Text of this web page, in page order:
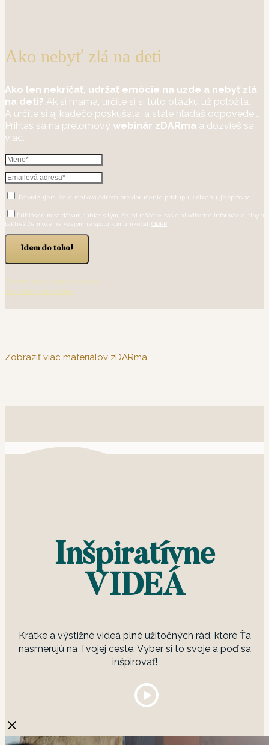
Ako nebyť zlá na deti
Ako len nekričať, udržať emócie na uzde a nebyť zlá
na deti? Ak si mama, určite si si túto otázku už položila.
A určite si aj kadečo poskúšala, a stále hľadáš odpovede...
Prihlás sa na prelomový webinár zDARma a dozvieš sa
viac.
Potvrdzujem, že e-mailová adresa pre doručenie prístupu k obsahu, je správna.*
Prihlásením sa dávam súhlas s tým, že mi môžete zasielať odborné informácie, tipy a
taktiež že môžeme vzájomne spolu komunikovať. GDPR*
Idem do toho!
Chcem vedieť viac o webinári
Ako nebyť zlá na deti
Zobraziť viac materiálov zDARma
Inšpiratívne
VIDEÁ
Krátke a výstižné videá plné užitočných rád, ktoré Ťa
nasmerujú na Tvojej ceste. Vyber si to svoje a poď sa
inšpirovať!